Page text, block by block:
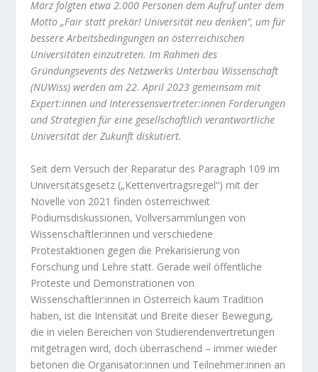
März folgten etwa 2.000 Personen dem Aufruf unter dem
Motto „Fair statt prekär! Universität neu denken“, um für
bessere Arbeitsbedingungen an österreichischen
Universitäten einzutreten. Im Rahmen des
Gründungsevents des Netzwerks Unterbau Wissenschaft
(NUWiss) werden am 22. April 2023 gemeinsam mit
Expert:innen und Interessensvertreter:innen Forderungen
und Strategien für eine gesellschaftlich verantwortliche
Universität der Zukunft diskutiert.
Seit dem Versuch der Reparatur des Paragraph 109 im
Universitätsgesetz („Kettenvertragsregel“) mit der
Novelle von 2021 finden österreichweit
Podiumsdiskussionen, Vollversammlungen von
Wissenschaftler:innen und verschiedene
Protestaktionen gegen die Prekarisierung von
Forschung und Lehre statt. Gerade weil öffentliche
Proteste und Demonstrationen von
Wissenschaftler:innen in Österreich kaum Tradition
haben, ist die Intensität und Breite dieser Bewegung,
die in vielen Bereichen von Studierendenvertretungen
mitgetragen wird, doch überraschend – immer wieder
betonen die Organisator:innen und Teilnehmer:innen an